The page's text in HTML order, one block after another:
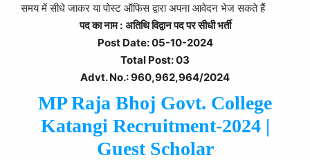
समय में सीधे जाकर या पोस्ट ऑफिस द्वारा अपना आवेदन भेज सकते हैं
पद का नाम : अतिथि विद्वान पद पर सीधी भर्ती
Post Date: 05-10-2024
Total Post: 03
Advt. No.: 960,962,964/2024
MP Raja Bhoj Govt. College
Katangi Recruitment-2024 |
Guest Scholar